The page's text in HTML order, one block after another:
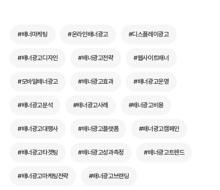
#배너마케팅 #온라인배너광고 #디스플레이광고
#배너광고디자인 #배너광고전략 #웹사이트배너
#모바일배너광고 #배너광고효과 #배너광고운영
#배너광고분석 #배너광고사례 #배너광고비용
#배너광고대행사 #배너광고플랫폼 #배너광고캠페인
#배너광고타겟팅 #배너광고성과측정 #배너광고트렌드
#배너광고마케팅전략 #배너광고브랜딩